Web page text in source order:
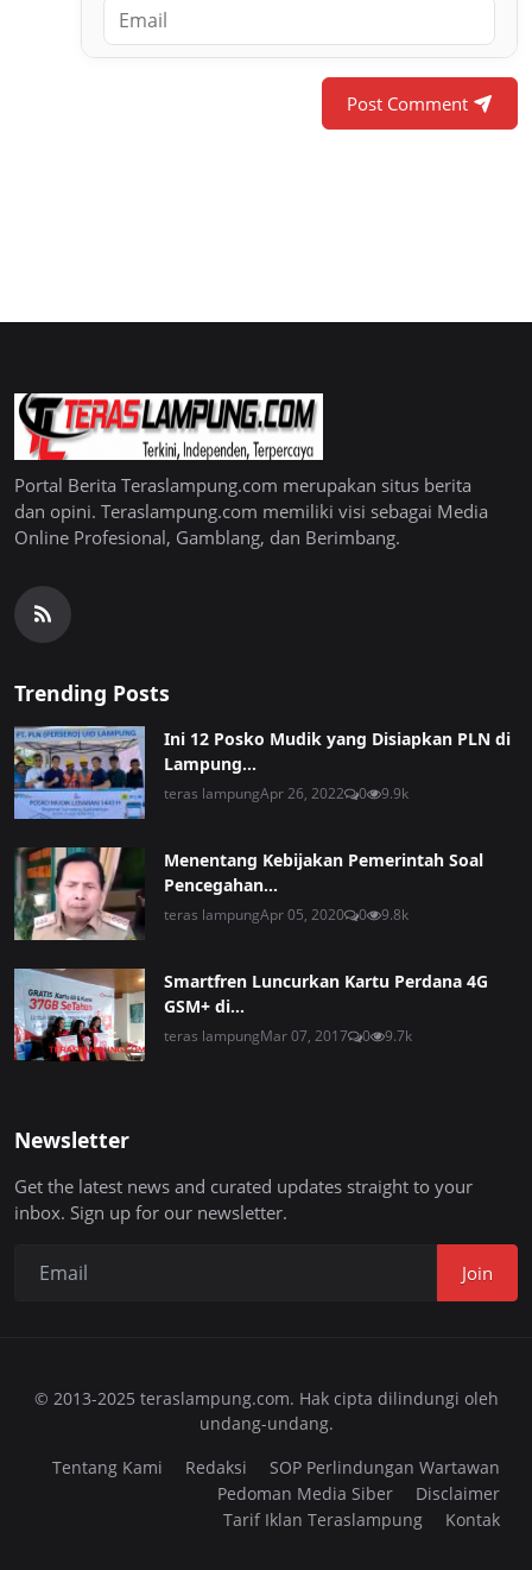
Post Comment
Portal Berita Teraslampung.com merupakan situs berita
dan opini. Teraslampung.com memiliki visi sebagai Media
Online Profesional, Gamblang, dan Berimbang.
Trending Posts
Ini 12 Posko Mudik yang Disiapkan PLN di
Lampung...
teras lampungApr 26, 2022 0 9.9k
Menentang Kebijakan Pemerintah Soal
Pencegahan...
teras lampungApr 05, 2020 0 9.8k
Smartfren Luncurkan Kartu Perdana 4G
GSM+ di...
teras lampungMar 07, 2017 0 9.7k
Newsletter
Get the latest news and curated updates straight to your
inbox. Sign up for our newsletter.
Join
© 2013-2025 teraslampung.com. Hak cipta dilindungi oleh
undang-undang.
Tentang Kami
Redaksi
SOP Perlindungan Wartawan
Pedoman Media Siber
Disclaimer
Tarif Iklan Teraslampung
Kontak